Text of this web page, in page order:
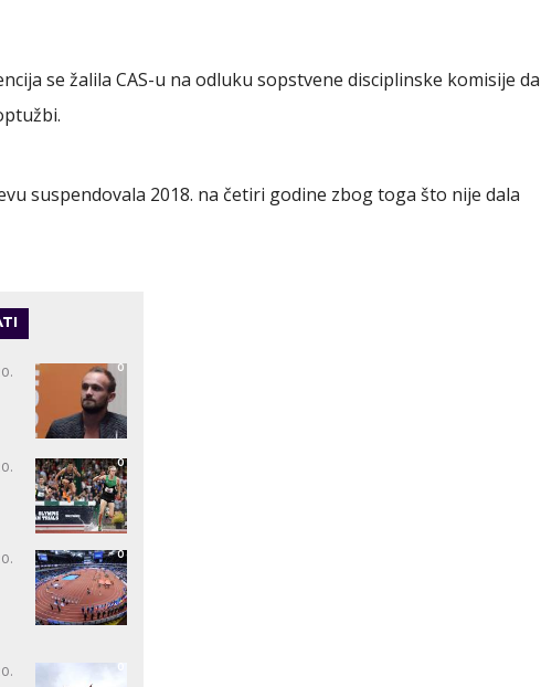
se žalila CAS-u na odluku sopstvene disciplinske komisije da
suspendovala 2018. na četiri godine zbog toga što nije dala
0
0
0
0